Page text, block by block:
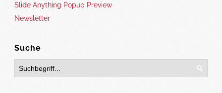
Slide Anything Popup Preview
Newsletter
Suche